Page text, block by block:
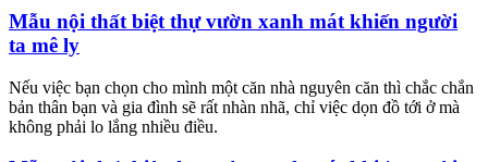
Mẫu nội thất biệt thự vườn xanh mát khiến người
ta mê ly
Nếu việc bạn chọn cho mình một căn nhà nguyên căn thì chắc chắn
bản thân bạn và gia đình sẽ rất nhàn nhã, chỉ việc dọn đồ tới ở mà
không phải lo lắng nhiều điều.